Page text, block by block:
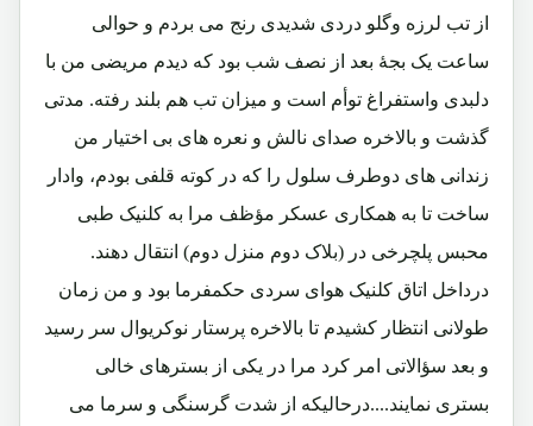
از تب لرزه وگلو دردی شدیدی رنج می بردم و حوالی
ساعت یک بجۀ بعد از نصف شب بود که دیدم مریضی من با
دلبدی واستفراغ توأم است و میزان تب هم بلند رفته. مدتی
گذشت و بالاخره صدای نالش و نعره های بی اختیار من
زندانی های دوطرف سلول را که در کوته قلفی بودم، وادار
ساخت تا به همکاری عسکر مؤظف مرا به کلنیک طبی
محبس پلچرخی در (بلاک دوم منزل دوم) انتقال دهند.
درداخل اتاق کلنیک هوای سردی حکمفرما بود و من زمان
طولانی انتظار کشیدم تا بالاخره پرستار نوکریوال سر رسید
و بعد سؤالاتی امر کرد مرا در یکی از بسترهای خالی
بستری نمایند....درحالیکه از شدت گرسنگی و سرما می